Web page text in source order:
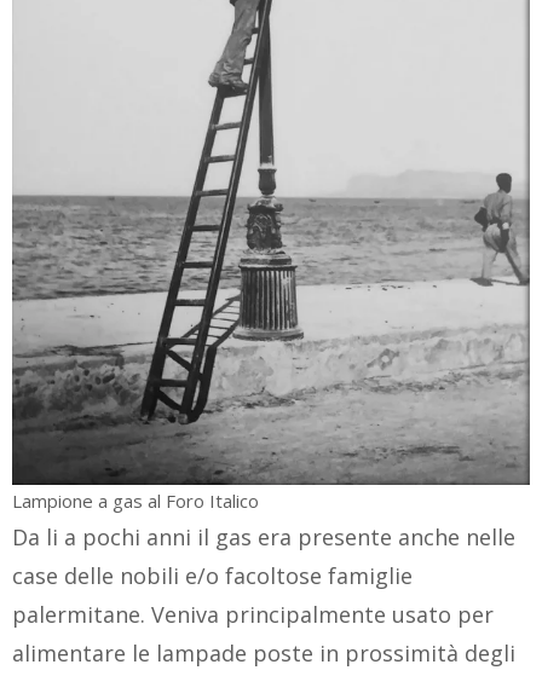
Lampione a gas al Foro Italico
Da li a pochi anni il gas era presente anche nelle
case delle nobili e/o facoltose famiglie
palermitane. Veniva principalmente usato per
alimentare le lampade poste in prossimità degli